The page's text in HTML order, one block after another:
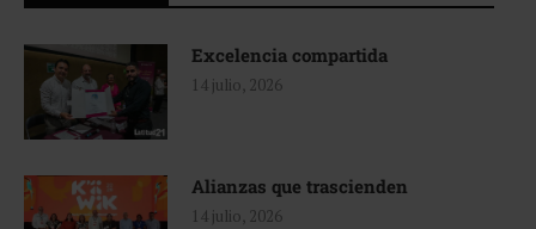
Excelencia compartida
14 julio, 2026
Alianzas que trascienden
14 julio, 2026